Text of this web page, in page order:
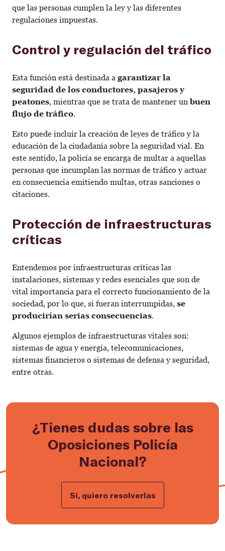
que las personas cumplen la ley y las diferentes
regulaciones impuestas.
Control y regulación del tráfico
Esta función está destinada a garantizar la
seguridad de los conductores, pasajeros y
peatones, mientras que se trata de mantener unbuen
flujo de tráfico.
Esto puede incluir la creación de leyes de tráfico y la
educación de la ciudadanía sobre la seguridad vial. En
este sentido, la policía se encarga de multar a aquellas
personas que incumplan las normas de tráfico y actuar
en consecuencia emitiendo multas, otras sanciones o
citaciones.
Protección de infraestructuras
críticas
Entendemos por infraestructuras críticas las
instalaciones, sistemas y redes esenciales que son de
vital importancia para el correcto funcionamiento de la
sociedad, por lo que, si fueran interrumpidas, se
producirían serias consecuencias.
Algunos ejemplos de infraestructuras vitales son:
sistemas de agua y energía, telecomunicaciones,
sistemas financieros o sistemas de defensa y seguridad,
entre otras.
¿Tienes dudas sobre las
Oposiciones Policía
Nacional?
Sí, quiero resolverlas